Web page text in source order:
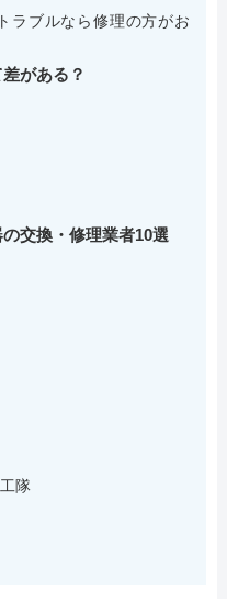
ラブルなら修理の方がお
がある？
交換・修理業者10選
隊